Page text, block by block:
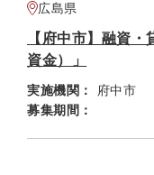
広島県
【府中市】融資
資金）」
実施機関：
府中市
募集期間：